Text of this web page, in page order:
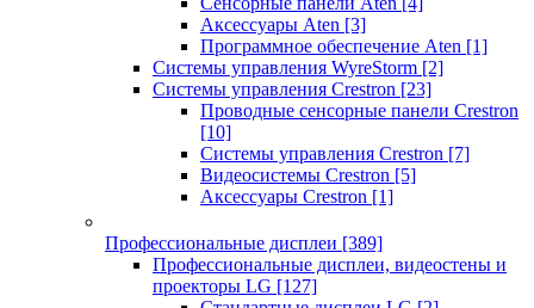
Аксессуары Aten [3]
Программное обеспечение Aten [1]
Системы управления WyreStorm [2]
Системы управления Crestron [23]
Проводные сенсорные панели Crestron
[10]
Системы управления Crestron [7]
Видеосистемы Crestron [5]
Аксессуары Crestron [1]
Профессиональные дисплеи [389]
Профессиональные дисплеи, видеостены и
проекторы LG [127]